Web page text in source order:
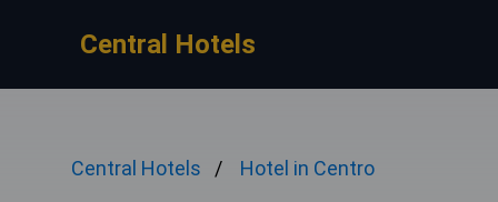
Central Hotels
Central Hotels Hotel in Centro